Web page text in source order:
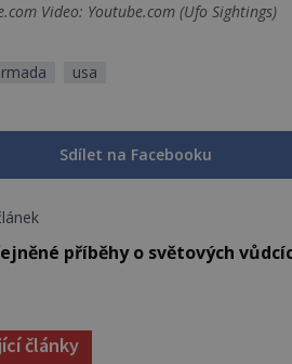
Video: Youtube.com (Ufo Sightings)
usa
Sdílet na Facebooku
příběhy o světových
články